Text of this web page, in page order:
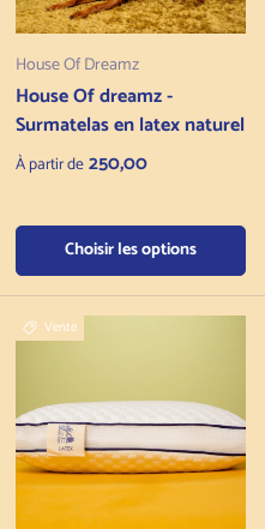
House Of Dreamz
House Of dreamz -
Surmatelas en latex naturel
Prix normal
À partir de250,00
Choisir les options
Vente